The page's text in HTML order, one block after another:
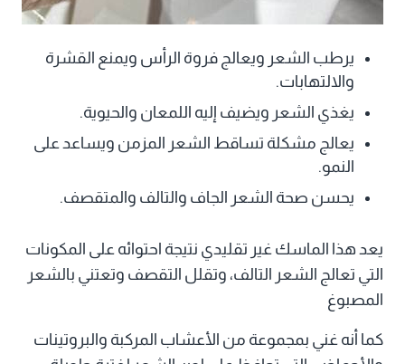
يرطب الشعر ويعالج فروة الرأس ويمنع القشرة
والالتهابات.
يغذي الشعر ويضيف إليه اللمعان والحيوية.
يعالج مشكلة تساقط الشعر المزمن ويساعد على
النمو.
يحسن صحة الشعر الجاف والتالف والمتقصف.
يعد هذا الماسك غير تقليدي نتيجة احتوائه على المكونات
التي تعالج الشعر التالف، وتقلل التقصف وتعتني بالشعر
المصبوغ
كما أنه غني بمجموعة من الأعشاب المركبة والبروتينات